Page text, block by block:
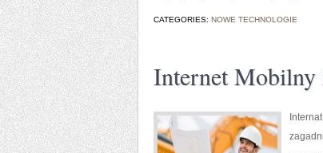
CATEGORIES: NOWE TECHNOLOGIE
Internet